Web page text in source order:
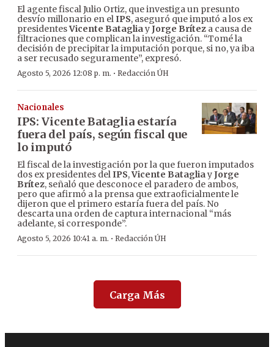
El agente fiscal Julio Ortiz, que investiga un presunto
desvío millonario en elIPS, aseguró que imputó a los ex
presidentesVicente BatagliayJorge Brítez a causa de
filtraciones que complican la investigación. “Tomé la
decisión de precipitar la imputación porque, si no, ya iba
a ser recusado seguramente”, expresó.
Agosto 5, 2026 12:08 p. m. · Redacción ÚH
Nacionales
IPS: Vicente Bataglia estaría
fuera del país, según fiscal que
lo imputó
El fiscal de la investigación por la que fueron imputados
dos ex presidentes delIPS,Vicente BatagliayJorge
Brítez, señaló que desconoce el paradero de ambos,
pero que afirmó a la prensa que extraoficialmente le
dijeron que el primero estaría fuera del país. No
descarta una orden de captura internacional “más
adelante, si corresponde”.
Agosto 5, 2026 10:41 a. m. · Redacción ÚH
Carga Más